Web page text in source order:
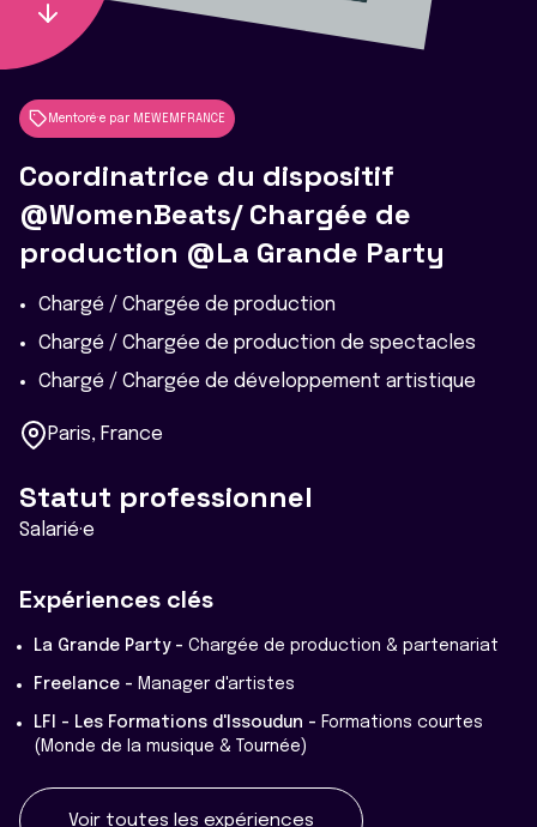
Mentoré·e par MEWEMFRANCE
Coordinatrice du dispositif
@WomenBeats/ Chargée de
production @La Grande Party
Chargé / Chargée de production
Chargé / Chargée de production de spectacles
Chargé / Chargée de développement artistique
Paris, France
Statut professionnel
Salarié·e
Expériences clés
La Grande Party - Chargée de production & partenariat
Freelance - Manager d'artistes
LFI - Les Formations d'Issoudun - Formations courtes
(Monde de la musique & Tournée)
Voir toutes les expériences